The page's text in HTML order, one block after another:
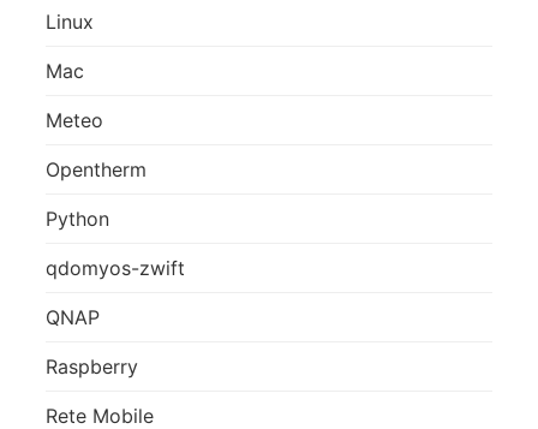
Linux
Mac
Meteo
Opentherm
Python
qdomyos-zwift
QNAP
Raspberry
Rete Mobile